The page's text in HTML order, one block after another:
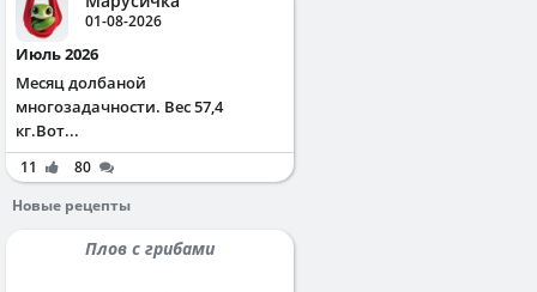
01-08-2026
Июль 2026
Месяц долбаной
многозадачности. Вес 57,4
кг.Вот...
11
80
Новые рецепты
Плов с грибами